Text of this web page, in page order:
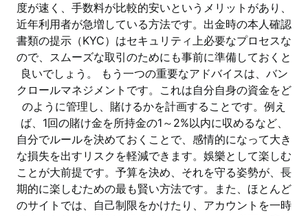
度が速く、手数料が比較的安いというメリットがあり、
近年利用者が急増している方法です。出金時の本人確認
書類の提示（KYC）はセキュリティ上必要なプロセスな
ので、スムーズな取引のためにも事前に準備しておくと
良いでしょう。 もう一つの重要なアドバイスは、バン
クロールマネジメントです。これは自分自身の資金をど
のように管理し、賭けるかを計画することです。例え
ば、1回の賭け金を所持金の1～2%以内に収めるなど、
自分でルールを決めておくことで、感情的になって大き
な損失を出すリスクを軽減できます。娛樂として楽しむ
ことが大前提です。予算を決め、それを守る姿勢が、長
期的に楽しむための最も賢い方法です。また、ほとんど
のサイトでは、自己制限をかけたり、アカウントを一時